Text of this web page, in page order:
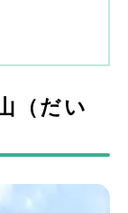
（だい